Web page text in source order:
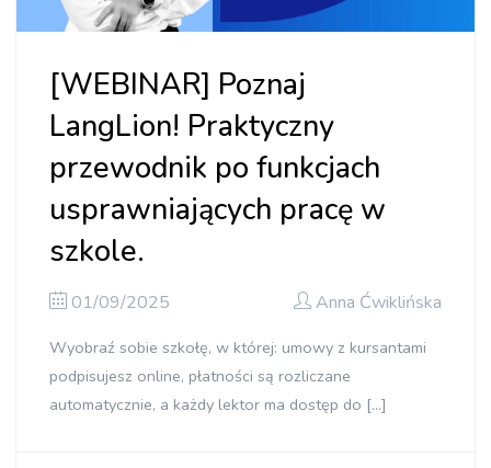
[WEBINAR] Poznaj
LangLion! Praktyczny
przewodnik po funkcjach
usprawniających pracę w
szkole.
01/09/2025 Anna Ćwiklińska
Wyobraź sobie szkołę, w której: umowy z kursantami
podpisujesz online, płatności są rozliczane
automatycznie, a każdy lektor ma dostęp do […]